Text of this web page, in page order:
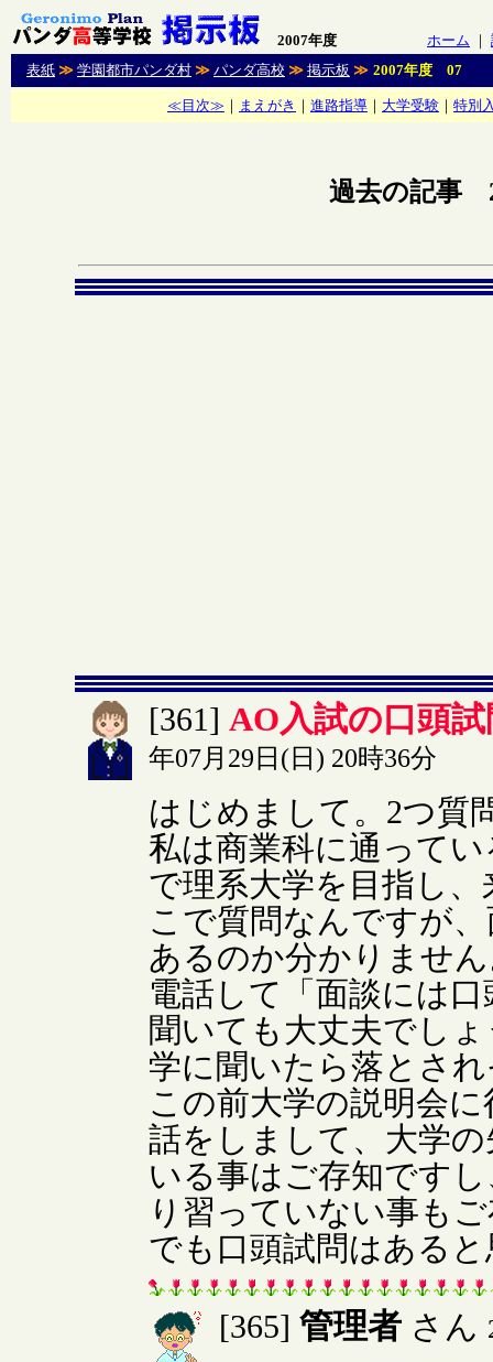
2007年度 ホーム ｜
表紙 ≫ 学園都市パンダ村 ≫ パンダ高校 ≫ 掲示板 ≫ 2007年度 07
≪目次≫ ｜ まえがき ｜ 進路指導 ｜ 大学受験 ｜ 特別
過去の記事
[361] AO入試の口頭
年07月29日(日) 20時36分
はじめまして。2つ質
私は商業科に通って
で理系大学を目指し
こで質問なんですが
あるのか分かりませ
電話して「面談には
聞いても大丈夫でし
学に聞いたら落とさ
この前大学の説明会
話をしまして、大学
いる事はご存知です
り習っていない事も
でも口頭試問はある
[365] 管理者 さん